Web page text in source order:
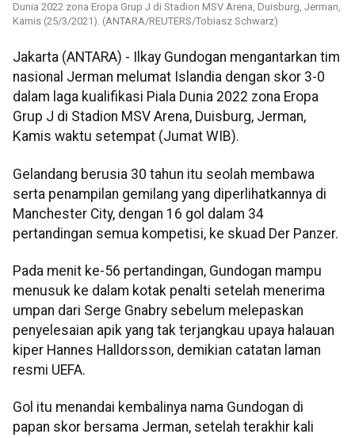
Dunia 2022 zona Eropa Grup J di Stadion MSV Arena, Duisburg, Jerman,
Kamis (25/3/2021). (ANTARA/REUTERS/Tobiasz Schwarz)
Jakarta (ANTARA) - Ilkay Gundogan mengantarkan tim
nasional Jerman melumat Islandia dengan skor 3-0
dalam laga kualifikasi Piala Dunia 2022 zona Eropa
Grup J di Stadion MSV Arena, Duisburg, Jerman,
Kamis waktu setempat (Jumat WIB).
Gelandang berusia 30 tahun itu seolah membawa
serta penampilan gemilang yang diperlihatkannya di
Manchester City, dengan 16 gol dalam 34
pertandingan semua kompetisi, ke skuad Der Panzer.
Pada menit ke-56 pertandingan, Gundogan mampu
menusuk ke dalam kotak penalti setelah menerima
umpan dari Serge Gnabry sebelum melepaskan
penyelesaian apik yang tak terjangkau upaya halauan
kiper Hannes Halldorsson, demikian catatan laman
resmi UEFA.
Gol itu menandai kembalinya nama Gundogan di
papan skor bersama Jerman, setelah terakhir kali